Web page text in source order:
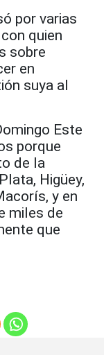
por varias
quien
sobre
en
suya al
Este
porque
de la
Higüey,
y en
miles de
que